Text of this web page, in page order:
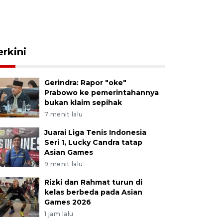
Gerindra: Rapor "oke"
Prabowo ke pemerintahannya
bukan klaim sepihak
7 menit lalu
Juarai Liga Tenis Indonesia
Seri 1, Lucky Candra tatap
Asian Games
9 menit lalu
Rizki dan Rahmat turun di
kelas berbeda pada Asian
Games 2026
1 jam lalu